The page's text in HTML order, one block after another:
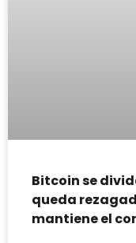
Bitcoin se
queda
mantiene el